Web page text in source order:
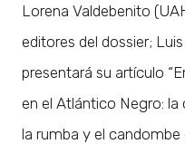
Lorena Valdebenito
editores del dossier;
presentará su artículo
en el Atlántico Negro:
la rumba y el candombe